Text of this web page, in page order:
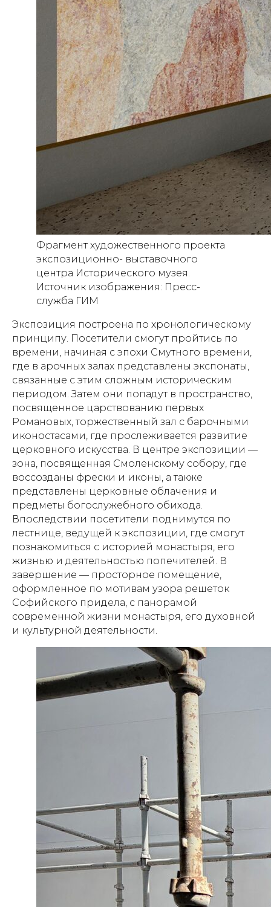
Фрагмент художественного проекта
экспозиционно- выставочного
центра Исторического музея.
Источник изображения: Пресс-
служба ГИМ
Экспозиция построена по хронологическому
принципу. Посетители смогут пройтись по
времени, начиная с эпохи Смутного времени,
где в арочных залах представлены экспонаты,
связанные с этим сложным историческим
периодом. Затем они попадут в пространство,
посвященное царствованию первых
Романовых, торжественный зал с барочными
иконостасами, где прослеживается развитие
церковного искусства. В центре экспозиции —
зона, посвященная Смоленскому собору, где
воссозданы фрески и иконы, а также
представлены церковные облачения и
предметы богослужебного обихода.
Впоследствии посетители поднимутся по
лестнице, ведущей к экспозиции, где смогут
познакомиться с историей монастыря, его
жизнью и деятельностью попечителей. В
завершение — просторное помещение,
оформленное по мотивам узора решеток
Софийского придела, с панорамой
современной жизни монастыря, его духовной
и культурной деятельности.